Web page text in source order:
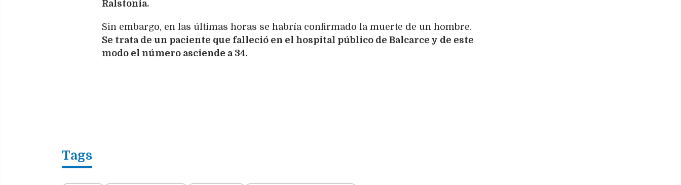
Ralstonia.
Sin embargo, en las últimas horas se habría confirmado la muerte de un hombre.
Se trata de un paciente que falleció en el hospital público de Balcarce y de este
modo el número asciende a 34.